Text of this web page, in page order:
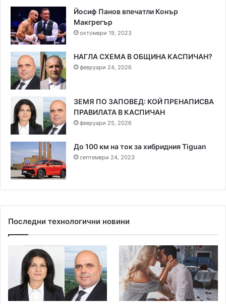
Йосиф Панов впечатли Конър
Макгрегър
октомври 19, 2023
НАГЛА СХЕМА В ОБЩИНА КАСПИЧАН?
февруари 24, 2026
ЗЕМЯ ПО ЗАПОВЕД: КОЙ ПРЕНАПИСВА
ПРАВИЛАТА В КАСПИЧАН
февруари 25, 2026
До 100 км на ток за хибридния Tiguan
септември 24, 2023
Последни технологични новини